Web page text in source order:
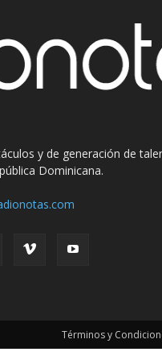
y de generación de
Dominicana.
Términos y